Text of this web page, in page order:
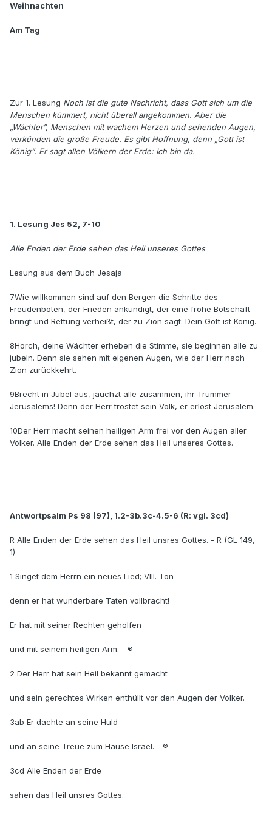
Weihnachten
Am Tag
Zur 1. Lesung Noch ist die gute Nachricht, dass Gott sich um die
Menschen kümmert, nicht überall angekommen. Aber die
„Wächter“, Menschen mit wachem Herzen und sehenden Augen,
verkünden die große Freude. Es gibt Hoffnung, denn „Gott ist
König“. Er sagt allen Völkern der Erde: Ich bin da.
1. Lesung Jes 52, 7-10
Alle Enden der Erde sehen das Heil unseres Gottes
Lesung aus dem Buch Jesaja
7Wie willkommen sind auf den Bergen die Schritte des
Freudenboten, der Frieden ankündigt, der eine frohe Botschaft
bringt und Rettung verheißt, der zu Zion sagt: Dein Gott ist König.
8Horch, deine Wächter erheben die Stimme, sie beginnen alle zu
jubeln. Denn sie sehen mit eigenen Augen, wie der Herr nach
Zion zurückkehrt.
9Brecht in Jubel aus, jauchzt alle zusammen, ihr Trümmer
Jerusalems! Denn der Herr tröstet sein Volk, er erlöst Jerusalem.
10Der Herr macht seinen heiligen Arm frei vor den Augen aller
Völker. Alle Enden der Erde sehen das Heil unseres Gottes.
Antwortpsalm Ps 98 (97), 1.2-3b.3c-4.5-6 (R: vgl. 3cd)
R Alle Enden der Erde sehen das Heil unsres Gottes. - R (GL 149,
1)
1 Singet dem Herrn ein neues Lied; VIII. Ton
denn er hat wunderbare Taten vollbracht!
Er hat mit seiner Rechten geholfen
und mit seinem heiligen Arm. - ®
2 Der Herr hat sein Heil bekannt gemacht
und sein gerechtes Wirken enthüllt vor den Augen der Völker.
3ab Er dachte an seine Huld
und an seine Treue zum Hause Israel. - ®
3cd Alle Enden der Erde
sahen das Heil unsres Gottes.